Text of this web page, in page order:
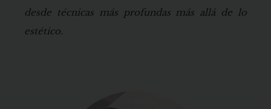
desde técnicas más profundas más allá de lo
estético.